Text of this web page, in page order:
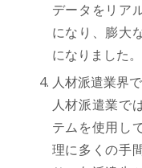
データをリア
になり、膨大
になりました。
人材派遣業界
人材派遣業で
テムを使用し
理に多くの手